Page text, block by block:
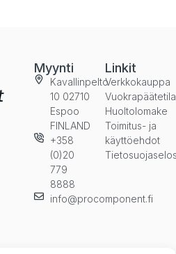
Myynti
Kavallinpelto
10 02710
Espoo
FINLAND
+358
(0)20
779
8888
info@procomponent.fi
Linkit
Verkkokauppa
Huoltolomake
Toimitus- ja
käyttöehdot